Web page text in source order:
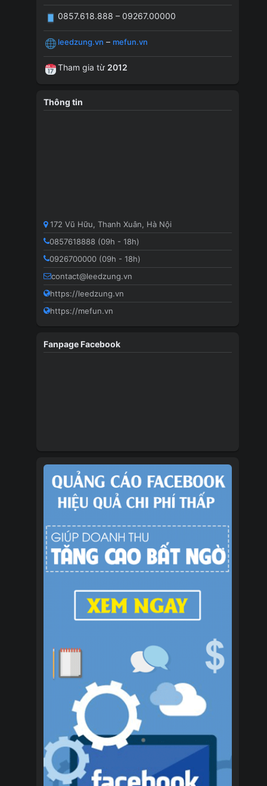
0857.618.888 – 09267.00000
leedzung.vn – mefun.vn
Tham gia từ 2012
Thông tin
172 Vũ Hữu, Thanh Xuân, Hà Nội
0857618888 (09h - 18h)
0926700000 (09h - 18h)
contact@leedzung.vn
https://leedzung.vn
https://mefun.vn
Fanpage Facebook